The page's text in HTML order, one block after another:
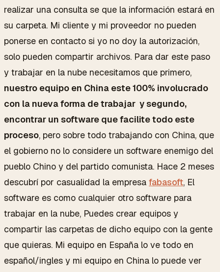
realizar una consulta se que la información estará en
su carpeta. Mi cliente y mi proveedor no pueden
ponerse en contacto si yo no doy la autorización,
solo pueden compartir archivos. Para dar este paso
y trabajar en la nube necesitamos que primero,
nuestro equipo en China este 100% involucrado
con la nueva forma de trabajar y segundo,
encontrar un software que facilite todo este
proceso, pero sobre todo trabajando con China, que
el gobierno no lo considere un software enemigo del
pueblo Chino y del partido comunista. Hace 2 meses
descubrí por casualidad la empresa fabasoft, El
software es como cualquier otro software para
trabajar en la nube, Puedes crear equipos y
compartir las carpetas de dicho equipo con la gente
que quieras. Mi equipo en España lo ve todo en
español/ingles y mi equipo en China lo puede ver